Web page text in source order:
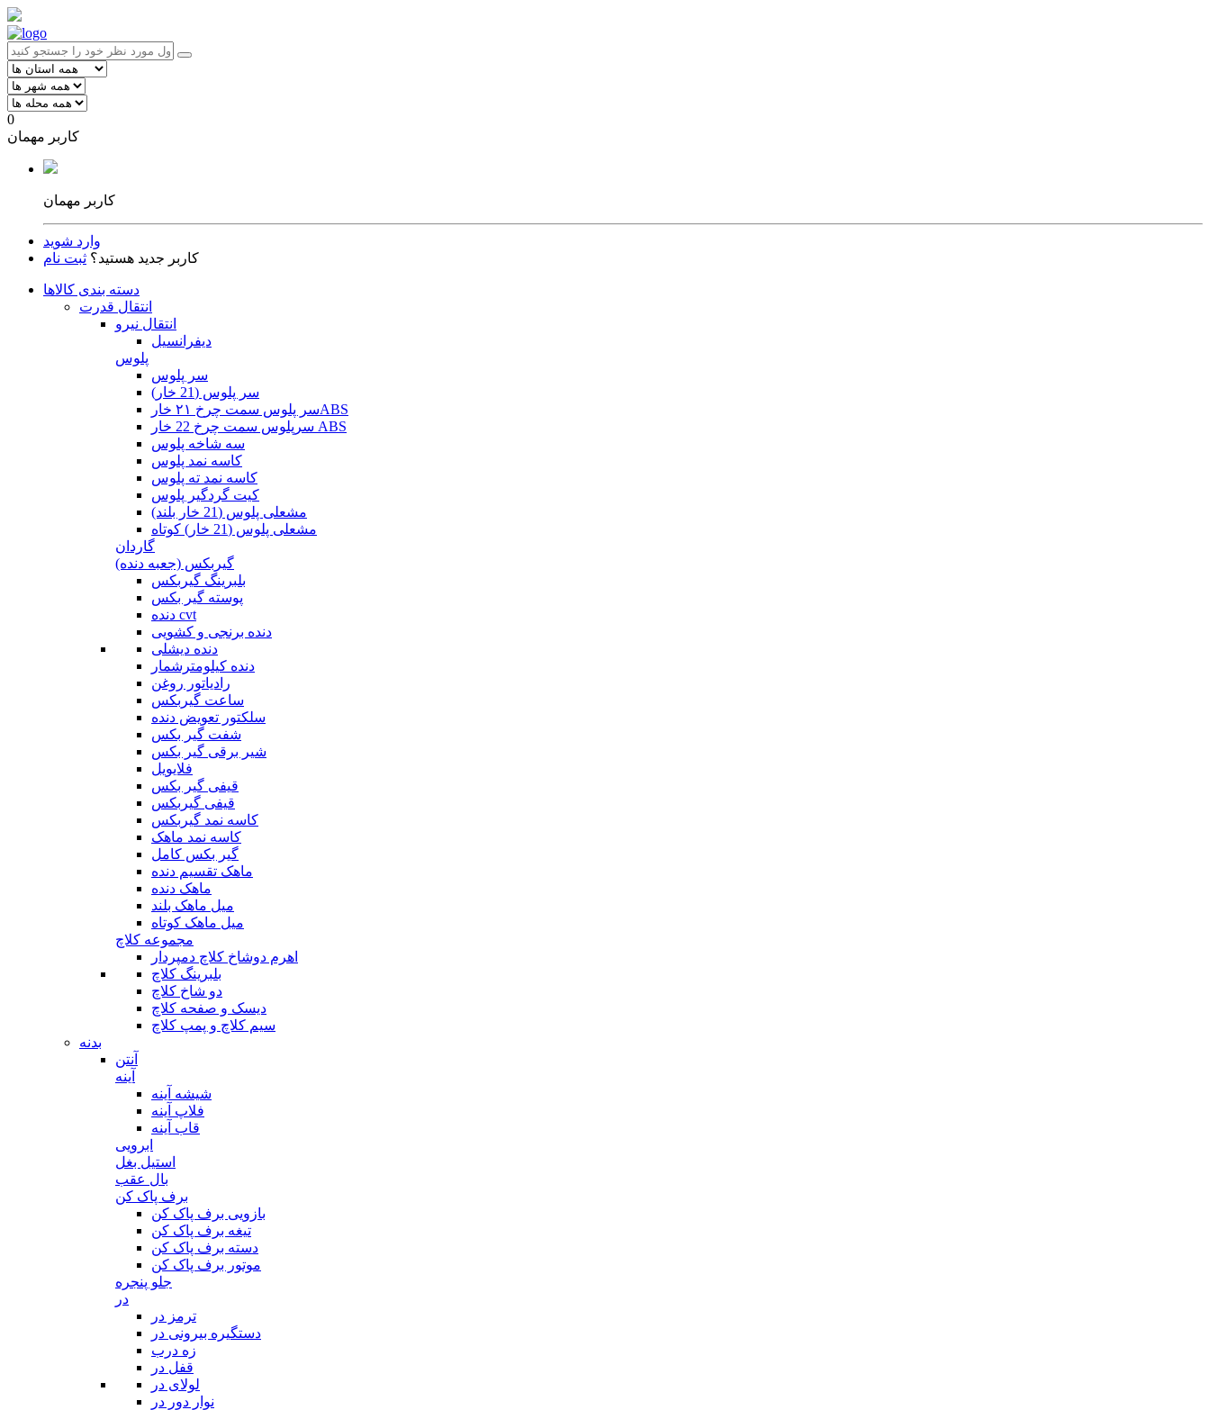
0
کاربر مهمان
کاربر مهمان
وارد شوید
کاربر جدید هستید؟ ثبت نام
دسته بندی کالاها
انتقال قدرت
انتقال نیرو
دیفرانسیل
پلوس
سر پلوس
سر پلوس (21 خار)
سر پلوس سمت چرخ ۲۱ خارABS
سرپلوس سمت چرخ 22 خار ABS
سه شاخه پلوس
کاسه نمد پلوس
کاسه نمد ته پلوس
کیت گردگیر پلوس
مشعلی پلوس (21 خار بلند)
مشعلی پلوس (21 خار) کوتاه
گاردان
گیربکس (جعبه دنده)
بلبرینگ گیربکس
پوسته گیر بکس
دنده cvt
دنده برنجی و کشویی
دنده دیشلی
دنده کیلومترشمار
رادیاتور روغن
ساعت گیربکس
سلکتور تعویض دنده
شفت گیر بکس
شیر برقی گیر بکس
فلایویل
قیفی گیر بکس
قیفی گیربکس
کاسه نمد گیربکس
کاسه نمد ماهک
گیر بکس کامل
ماهک تقسیم دنده
ماهک دنده
میل ماهک بلند
میل ماهک کوتاه
مجموعه کلاچ
اهرم دوشاخ کلاچ دمپردار
بلبرینگ کلاچ
دو شاخ کلاچ
دیسک و صفحه کلاچ
سیم کلاچ و پمپ کلاچ
بدنه
آنتن
آینه
شیشه آینه
فلاپ آینه
قاب آینه
ابرویی
استیل بغل
بال عقب
برف پاک کن
بازویی برف پاک کن
تیغه برف پاک کن
دسته برف پاک کن
موتور برف پاک کن
جلو پنجره
در
ترمز در
دستگیره بیرونی در
زه درب
قفل در
لولای در
نوار دور در